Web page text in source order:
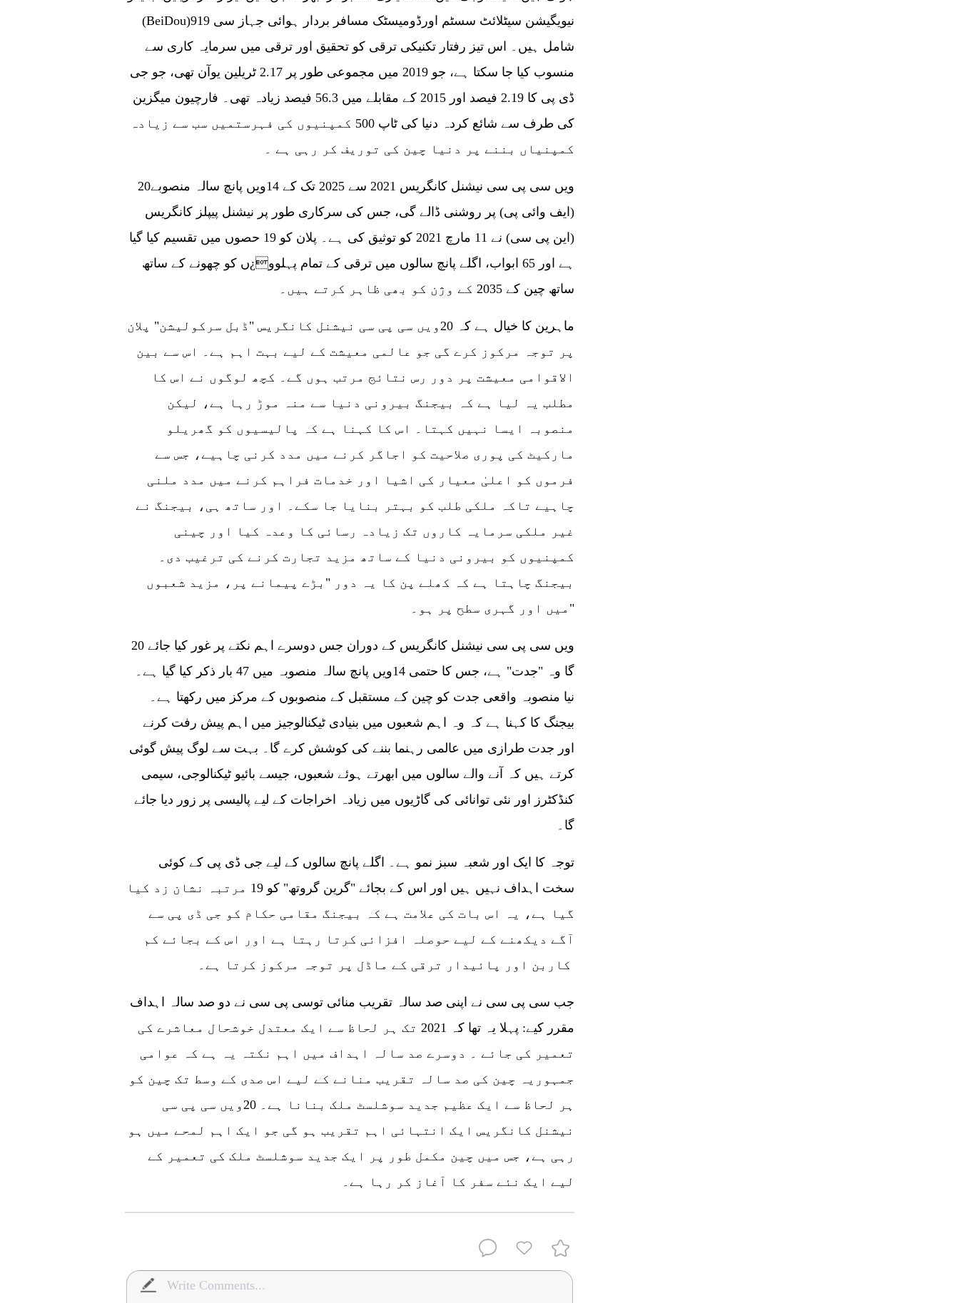
(BeiDou)نیویگیشن سیٹلائٹ سسٹم اورڈومیسٹک مسافر بردار ہوائی جہاز سی 919
شامل ہیں۔ اس تیز رفتار تکنیکی ترقی کو تحقیق اور ترقی میں سرمایہ کاری سے
منسوب کیا جا سکتا ہے، جو 2019 میں مجموعی طور پر 2.17 ٹریلین یوآن تھی، جو جی
ڈی پی کا 2.19 فیصد اور 2015 کے مقابلے میں 56.3 فیصد زیادہ تھی۔ فارچیون میگزین
کی طرف سے شائع کردہ دنیا کی ٹاپ 500 کمپنیوں کی فہرستمیں سب سے زیادہ
کمپنیاں بننے پر دنیا چین کی توریف کر رہی ہے ۔
20ویں سی پی سی نیشنل کانگریس 2021 سے 2025 تک کے 14ویں پانچ سالہ منصوبے
(ایف وائی پی) پر روشنی ڈالے گی، جس کی سرکاری طور پر نیشنل پیپلز کانگریس
(این پی سی) نے 11 مارچ 2021 کو توثیق کی ہے۔ پلان کو 19 حصوں میں تقسیم کیا گیا
ہے اور 65 ابواب، اگلے پانچ سالوں میں ترقی کے تمام پہلوو¿ں کو چھونے کے ساتھ
ساتھ چین کے 2035 کے وژن کو بھی ظاہر کرتے ہیں۔
ماہرین کا خیال ہے کہ 20ویں سی پی سی نیشنل کانگریس "ڈبل سرکولیشن" پلان
پر توجہ مرکوز کرے گی جو عالمی معیشت کے لیے بہت اہم ہے۔ اس سے بین
الاقوامی معیشت پر دور رس نتائج مرتب ہوں گے۔ کچھ لوگوں نے اس کا
مطلب یہ لیا ہے کہ بیجنگ بیرونی دنیا سے منہ موڑ رہا ہے، لیکن
منصوبہ ایسا نہیں کہتا۔ اس کا کہنا ہے کہ پالیسیوں کو گھریلو
مارکیٹ کی پوری صلاحیت کو اجاگر کرنے میں مدد کرنی چاہیے، جس سے
فرموں کو اعلیٰ معیار کی اشیا اور خدمات فراہم کرنے میں مدد ملنی
چاہیے تاکہ ملکی طلب کو بہتر بنایا جا سکے۔ اور ساتھ ہی، بیجنگ نے
غیر ملکی سرمایہ کاروں تک زیادہ رسائی کا وعدہ کیا اور چینی
کمپنیوں کو بیرونی دنیا کے ساتھ مزید تجارت کرنے کی ترغیب دی۔
بیجنگ چاہتا ہے کہ کھلے پن کا یہ دور "بڑے پیمانے پر، مزید شعبوں
میں اور گہری سطح پر ہو۔"
20 ویں سی پی سی نیشنل کانگریس کے دوران جس دوسرے اہم نکتے پر غور کیا جائے
گا وہ "جدت" ہے، جس کا حتمی 14ویں پانچ سالہ منصوبہ میں 47 بار ذکر کیا گیا ہے۔
نیا منصوبہ واقعی جدت کو چین کے مستقبل کے منصوبوں کے مرکز میں رکھتا ہے۔
بیجنگ کا کہنا ہے کہ وہ اہم شعبوں میں بنیادی ٹیکنالوجیز میں اہم پیش رفت کرنے
اور جدت طرازی میں عالمی رہنما بننے کی کوشش کرے گا۔ بہت سے لوگ پیش گوئی
کرتے ہیں کہ آنے والے سالوں میں ابھرتے ہوئے شعبوں، جیسے بائیو ٹیکنالوجی، سیمی
کنڈکٹرز اور نئی توانائی کی گاڑیوں میں زیادہ اخراجات کے لیے پالیسی پر زور دیا جائے
گا۔
سخت اہداف نہیں ہیں اور اس کے بجائے "گرین گروتھ" کو 19 مرتبہ نشان زد کیا
گیا ہے، یہ اس بات کی علامت ہے کہ بیجنگ مقامی حکام کو جی ڈی پی سے
آگے دیکھنے کے لیے حوصلہ افزائی کرتا رہتا ہے اور اس کے بجائے کم
جب سی پی سی نے اپنی صد سالہ تقریب منائی توسی پی سی نے دو صد سالہ اہداف
مقرر کیے: پہلا یہ تھا کہ 2021 تک ہر لحاظ سے ایک معتدل خوشحال معاشرے کی
تعمیر کی جائے ۔ دوسرے صد سالہ اہداف میں اہم نکتہ یہ ہے کہ عوامی
جمہوریہ چین کی صد سالہ تقریب منانے کے لیے اس صدی کے وسط تک چین کو
ہر لحاظ سے ایک عظیم جدید سوشلسٹ ملک بنانا ہے۔ 20ویں سی پی سی
نیشنل کانگریس ایک انتہائی اہم تقریب ہو گی جو ایک اہم لمحے میں ہو
رہی ہے، جس میں چین مکمل طور پر ایک جدید سوشلسٹ ملک کی تعمیر کے
لیے ایک نئے سفر کا آغاز کر رہا ہے۔